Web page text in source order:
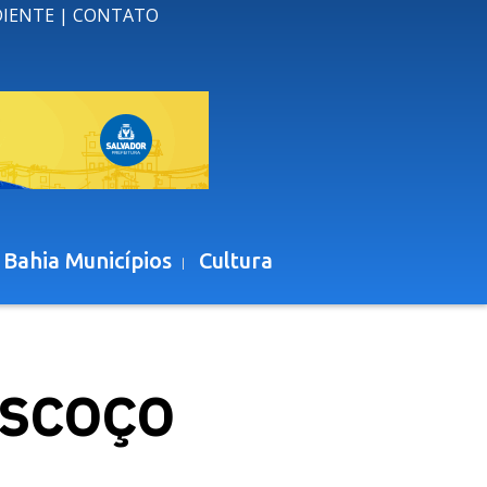
| CONTATO
Municípios Cultura